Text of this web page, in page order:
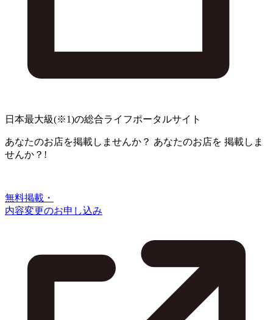
日本最大級(※1)の総合ライフポータルサイト
あなたのお店を掲載しませんか？ あなたのお店を 掲載しま
せんか？!
無料掲載・
内容変更のお申し込み